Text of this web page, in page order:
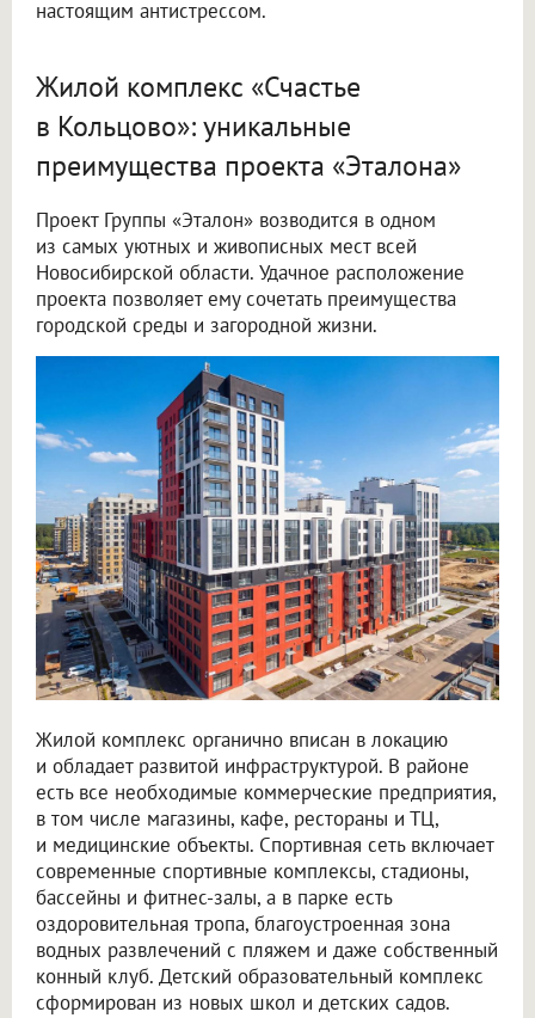
настоящим антистрессом.
Жилой комплекс «Счастье
в Кольцово»: уникальные
преимущества проекта «Эталона»
Проект Группы «Эталон» возводится в одном
из самых уютных и живописных мест всей
Новосибирской области. Удачное расположение
проекта позволяет ему сочетать преимущества
городской среды и загородной жизни.
Жилой комплекс органично вписан в локацию
и обладает развитой инфраструктурой. В районе
есть все необходимые коммерческие предприятия,
в том числе магазины, кафе, рестораны и ТЦ,
и медицинские объекты. Спортивная сеть включает
современные спортивные комплексы, стадионы,
бассейны и фитнес-залы, а в парке есть
оздоровительная тропа, благоустроенная зона
водных развлечений с пляжем и даже собственный
конный клуб. Детский образовательный комплекс
сформирован из новых школ и детских садов.